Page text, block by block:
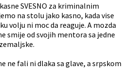
SVESNO za kriminalnim
na stolu jako kasno, kada vise
volju ni moc da reaguje. A mozda
smije od svojih mentora sa jedne
ne fali ni dlaka sa glave, a srpskom